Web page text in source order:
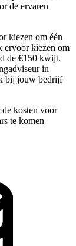
de ervaren
kiezen om één
ervoor kiezen om
de €150 kwijt.
in
bij jouw bedrijf
kosten voor
te komen